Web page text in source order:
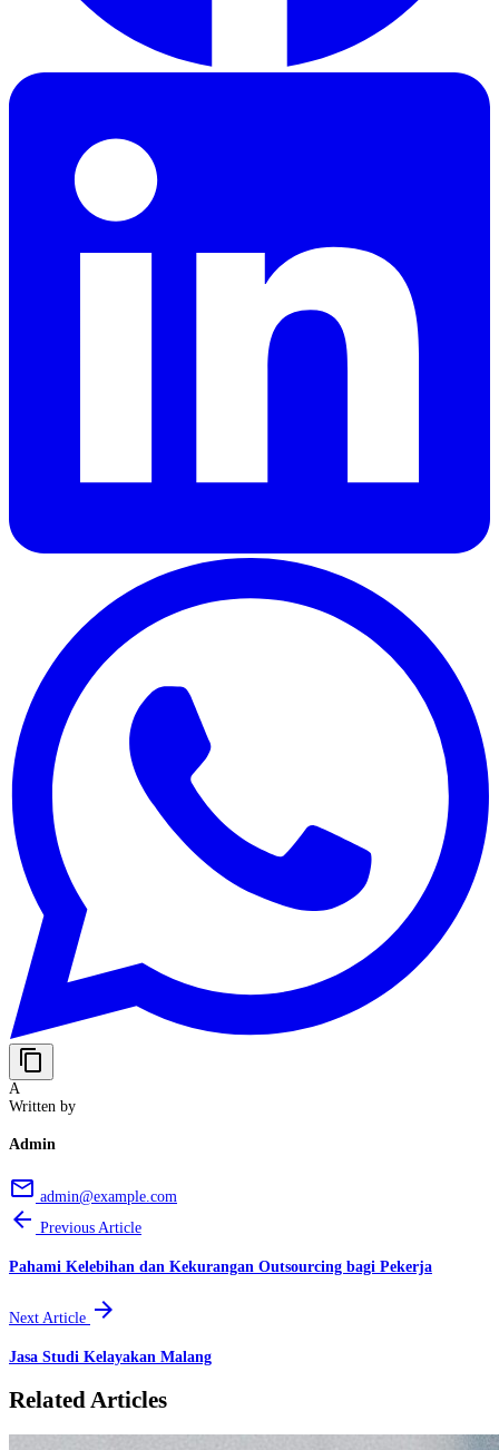
content_copy
A
Written by
Admin
email admin@example.com
arrow_back Previous Article
Pahami Kelebihan dan Kekurangan Outsourcing bagi Pekerja
Next Article arrow_forward
Jasa Studi Kelayakan Malang
Related Articles